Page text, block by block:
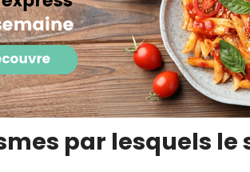
par lesquels le